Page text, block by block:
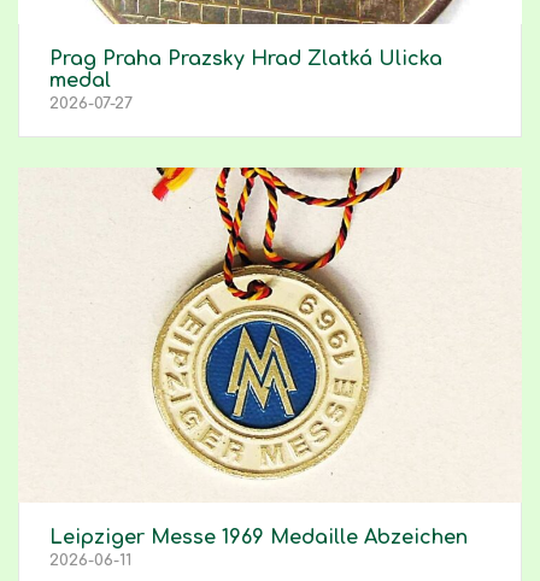
Prag Praha Prazsky Hrad Zlatká Ulicka
medal
2026-07-27
Leipziger Messe 1969 Medaille Abzeichen
2026-06-11